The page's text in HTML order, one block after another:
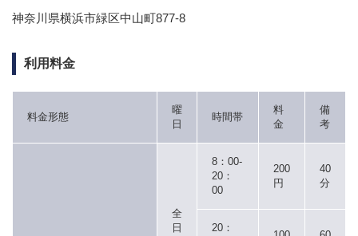
神奈川県横浜市緑区中山町877-8
利用料金
料金形態
曜
日
時間帯
料
金
備
考
全
日
8：00-
20：
00
200
円
40
分
20：